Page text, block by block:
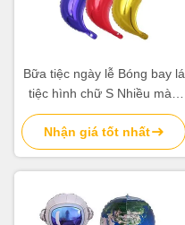
Bữa tiệc ngày lễ Bóng bay lá
tiệc hình chữ S Nhiều màu
Bóng bay giấy bạc 24 inch
Nhận giá tốt nhất